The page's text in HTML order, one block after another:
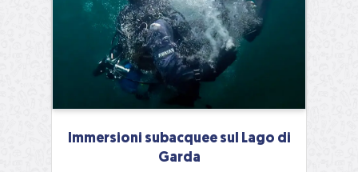
Immersioni subacquee sul Lago di
Garda